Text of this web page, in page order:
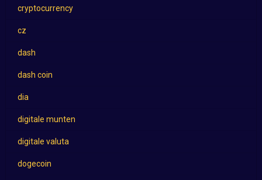
cryptocurrency
cz
dash
dash coin
dia
digitale munten
digitale valuta
dogecoin